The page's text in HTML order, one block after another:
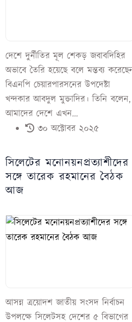
দেশে দুর্নীতির মূল শেকড় জবাবদিহির
অভাবে তৈরি হয়েছে বলে মন্তব্য
বিএনপি চেয়ারপারসনের উপদেষ্টা
খন্দকার আবদুল মুক্তাদির। তিনি বলেন,
আমাদের দেশে এখন...
৩০ অক্টোবর ২০২৫
সিলেটের মনোনয়নপ্রত্যাশীদের
সঙ্গে তারেক রহমানের বৈঠক
আজ
আসন্ন ত্রয়োদশ জাতীয় সংসদ নির্বাচন
উপলক্ষে সিলেটসহ দেশের ৫ বিভাগের